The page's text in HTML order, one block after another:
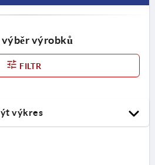
výrobků
FILTR
výkres